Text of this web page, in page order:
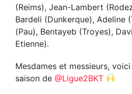
(Reims), Jean-Lambert
Bardeli (Dunkerque), Adeline
(Pau), Bentayeb (Troyes),
Etienne).
Mesdames et messieurs,
saison de @Ligue2BKT